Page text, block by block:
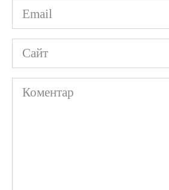
Email
*
Сайт
Коментар